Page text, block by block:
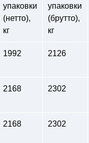
упаковки
(нетто),
кг
упаковки
(брутто),
кг
1992 2126
2168 2302
2168 2302